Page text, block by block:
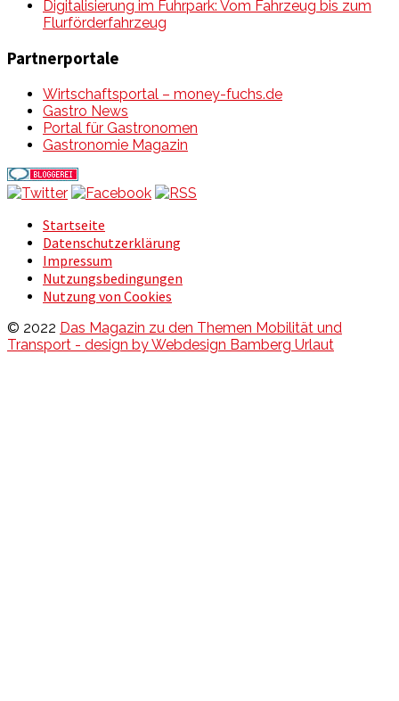
Digitalisierung im Fuhrpark: Vom Fahrzeug bis zum
Flurförderfahrzeug
Partnerportale
Wirtschaftsportal – money-fuchs.de
Gastro News
Portal für Gastronomen
Gastronomie Magazin
Startseite
Datenschutzerklärung
Impressum
Nutzungsbedingungen
Nutzung von Cookies
© 2022 Das Magazin zu den Themen Mobilität und
Transport - design by Webdesign Bamberg Urlaut